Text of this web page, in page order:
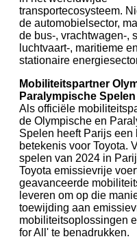
transportecosysteem.
de automobielsector,
de bus-, vrachtwagen-,
luchtvaart-, maritieme en
stationaire
Mobiliteitspartner
Paralympische Spelen
Als officiële
de Olympische en
Spelen heeft Parijs een
betekenis voor Toyota.
spelen van 2024 in
Toyota emissievrije
geavanceerde
leveren om op die
toewijding aan
mobiliteitsoplossingen
for All' te benadrukken.